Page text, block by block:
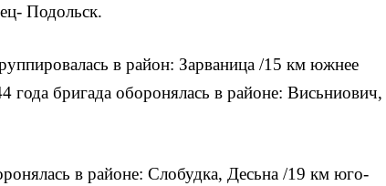
Подольск.
в район: Зарваница /15 км южнее
бригада оборонялась в районе: Висьниович,
в районе: Слобудка, Десьна /19 км юго-